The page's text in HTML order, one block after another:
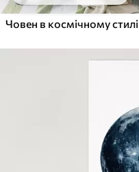
Човен в космічному стилі